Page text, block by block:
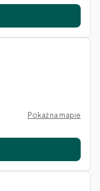
Pokaż na mapie